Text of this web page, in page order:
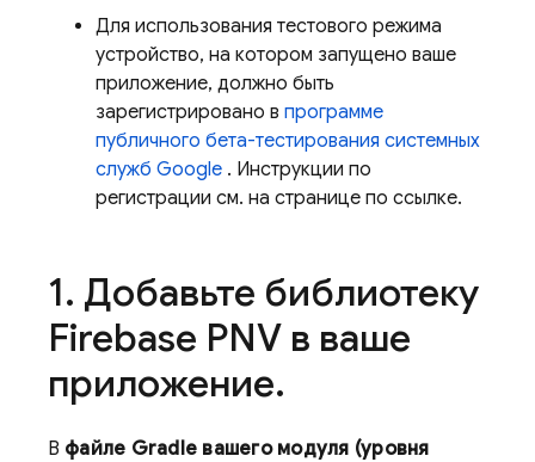
Для использования тестового режима
устройство, на котором запущено ваше
приложение, должно быть
зарегистрировано в программе
публичного бета-тестирования системных
служб Google . Инструкции по
регистрации см. на странице по ссылке.
1. Добавьте библиотеку
Firebase PNV в ваше
приложение.
В файле Gradle вашего модуля (уровня